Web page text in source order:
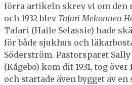
förra artikeln skrev vi om den
och 1932 blev Tafari Mekonnen
Tafari (Haile Selassie) hade
för både sjukhus och
Söderström. Pastorsparet
(Kågebo) kom dit 1931, tog
och startade även bygget av